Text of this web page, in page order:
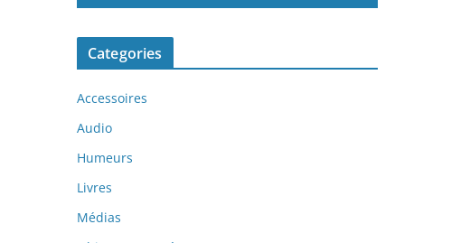
Categories
Accessoires
Audio
Humeurs
Livres
Médias